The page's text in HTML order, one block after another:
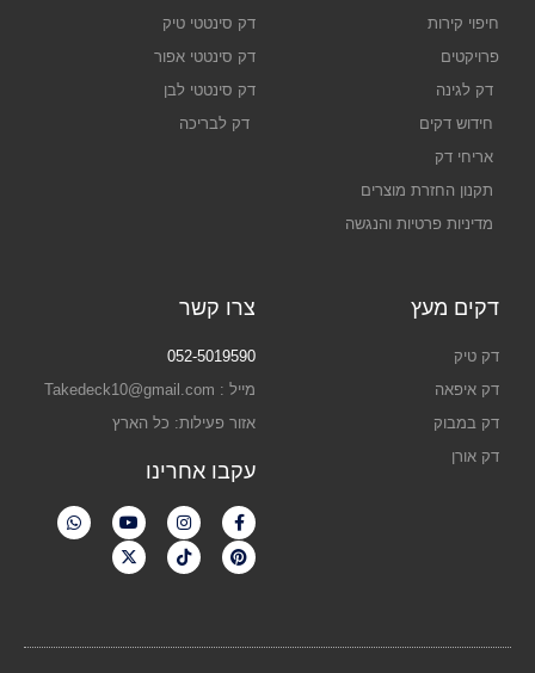
חיפוי קירות
פרויקטים
דק לגינה
חידוש דקים
אריחי דק
תקנון החזרת מוצרים
מדיניות פרטיות והנגשה
דק סינטטי טיק
דק סינטטי אפור
דק סינטטי לבן
דק לבריכה
דקים מעץ
דק טיק
דק איפאה
דק במבוק
דק אורן
צרו קשר
052-5019590
מייל : Takedeck10@gmail.com
אזור פעילות: כל הארץ
עקבו אחרינו